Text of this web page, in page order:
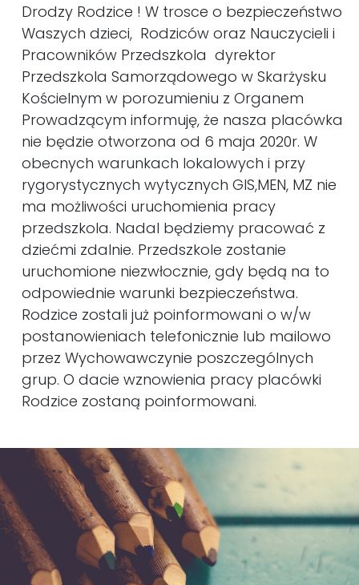
Drodzy Rodzice ! W trosce o bezpieczeństwo
Waszych dzieci, Rodziców oraz Nauczycieli i
Pracowników Przedszkola dyrektor
Przedszkola Samorządowego w Skarżysku
Kościelnym w porozumieniu z Organem
Prowadzącym informuję, że nasza placówka
nie będzie otworzona od 6 maja 2020r. W
obecnych warunkach lokalowych i przy
rygorystycznych wytycznych GIS,MEN, MZ nie
ma możliwości uruchomienia pracy
przedszkola. Nadal będziemy pracować z
dziećmi zdalnie. Przedszkole zostanie
uruchomione niezwłocznie, gdy będą na to
odpowiednie warunki bezpieczeństwa.
Rodzice zostali już poinformowani o w/w
postanowieniach telefonicznie lub mailowo
przez Wychowawczynie poszczególnych
grup. O dacie wznowienia pracy placówki
Rodzice zostaną poinformowani.